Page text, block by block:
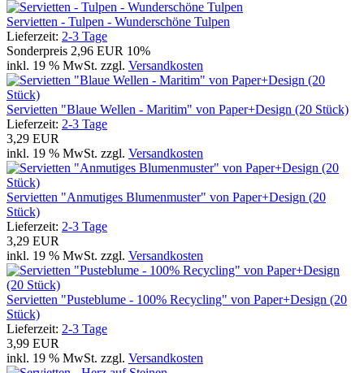
Servietten - Tulpen - Wunderschöne Tulpen
Lieferzeit: 2-3 Tage
Sonderpreis 2,96 EUR 10%
inkl. 19 % MwSt. zzgl. Versandkosten
Servietten "Blaue Wellen - Maritim" von Paper+Design (20 Stück)
Lieferzeit: 2-3 Tage
3,29 EUR
inkl. 19 % MwSt. zzgl. Versandkosten
Servietten "Anmutiges Blumenmuster" von Paper+Design (20
Stück)
Lieferzeit: 2-3 Tage
3,29 EUR
inkl. 19 % MwSt. zzgl. Versandkosten
Servietten "Pusteblume - 100% Recycling" von Paper+Design (20
Stück)
Lieferzeit: 2-3 Tage
3,99 EUR
inkl. 19 % MwSt. zzgl. Versandkosten